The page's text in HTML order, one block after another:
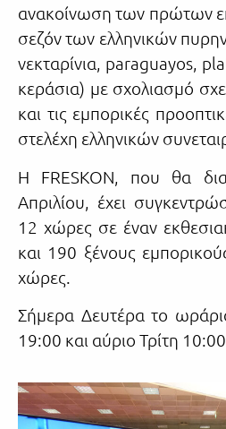
ανακοίνωση των πρώτων
σεζόν των ελληνικών
νεκταρίνια, paraguayos,
κεράσια) με σχολιασμό
και τις εμπορικές
στελέχη ελληνικών
Η FRESKON, που θα
Απριλίου, έχει
12 χώρες σε έναν
και 190 ξένους
χώρες.
Σήμερα Δευτέρα το
19:00 και αύριο Τρίτη